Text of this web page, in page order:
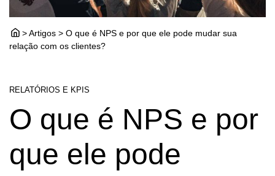
> Artigos > O que é NPS e por que ele pode mudar sua
relação com os clientes?
RELATÓRIOS E KPIS
O que é NPS e por
que ele pode